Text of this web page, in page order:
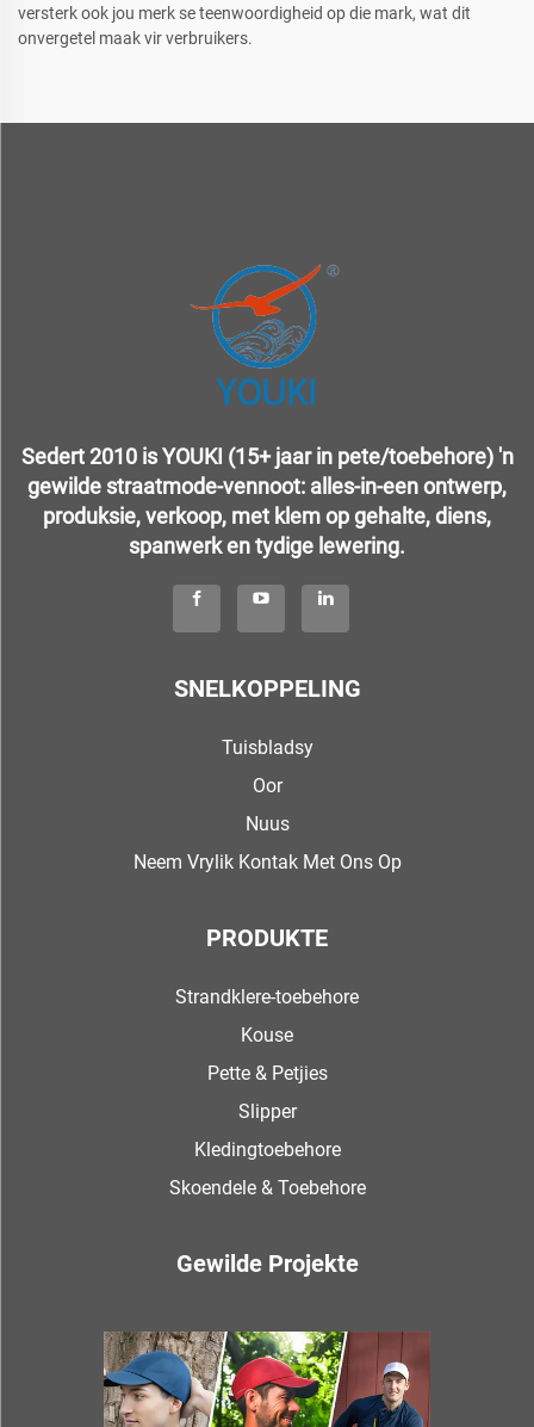
versterk ook jou merk se teenwoordigheid op die mark, wat dit
onvergetel maak vir verbruikers.
Sedert 2010 is YOUKI (15+ jaar in pete/toebehore) 'n
gewilde straatmode-vennoot: alles-in-een ontwerp,
produksie, verkoop, met klem op gehalte, diens,
spanwerk en tydige lewering.
SNELKOPPELING
Tuisbladsy
Oor
Nuus
Neem Vrylik Kontak Met Ons Op
PRODUKTE
Strandklere-toebehore
Kouse
Pette & Petjies
Slipper
Kledingtoebehore
Skoendele & Toebehore
Gewilde Projekte